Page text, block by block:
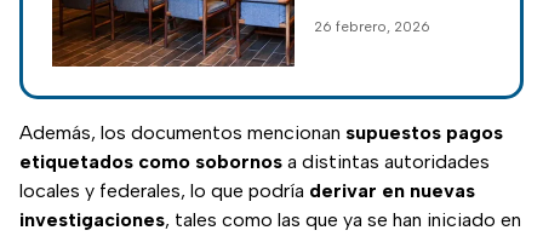
descubierto las
Mencho'
CJNG: ventas de
tragamonedas y una
red de corrupción
policial.
26 febrero, 2026
Además, los documentos mencionan supuestos pagos
etiquetados como sobornos a distintas autoridades
locales y federales, lo que podría derivar en nuevas
investigaciones, tales como las que ya se han iniciado en